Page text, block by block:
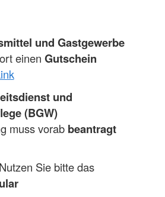
und Gastgewerbe
einen Gutschein
und
(BGW)
muss vorab beantragt
Sie bitte das